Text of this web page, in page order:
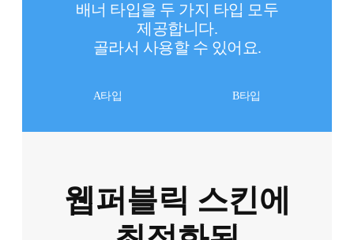
배너 타입을 두 가지 타입 모두
제공합니다.
골라서 사용할 수 있어요.
A타입 B타입
웹퍼블릭 스킨에